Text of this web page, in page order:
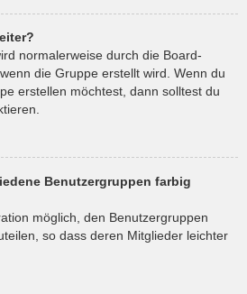
normalerweise durch die Board-
die Gruppe erstellt wird. Wenn du
erstellen möchtest, dann solltest du
Benutzergruppen farbig
möglich, den Benutzergruppen
so dass deren Mitglieder leichter